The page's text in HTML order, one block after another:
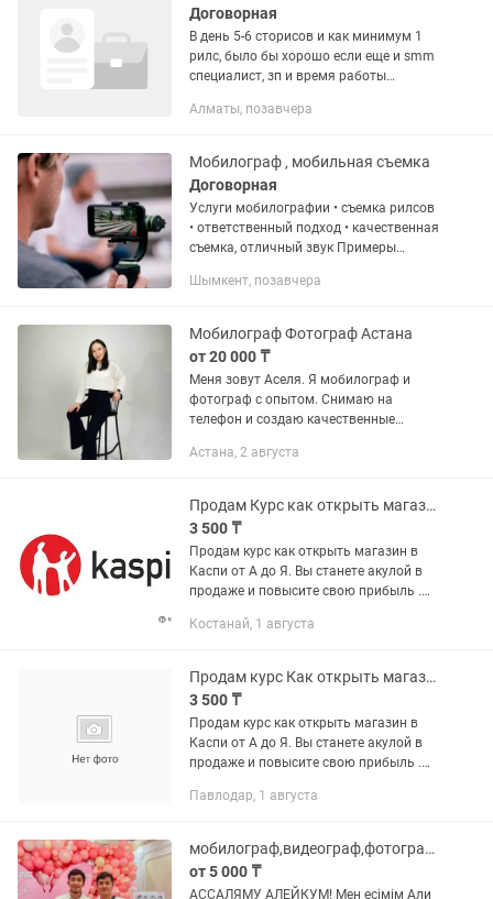
Договорная
В день 5-6 сторисов и как минимум 1
рилс, было бы хорошо если еще и smm
специалист, зп и время работы
Алматы, позавчера
Мобилограф , мобильная съемка
Договорная
Услуги мобилографии • съемка рилсов
• ответственный подход • качественная
съемка, отличный звук Примеры
Шымкент, позавчера
Мобилограф Фотограф Астана
от 20 000 ₸
Меня зовут Аселя. Я мобилограф и
фотограф с опытом. Снимаю на
телефон и создаю качественные
отличаются от профессиональной
всегда...
Астана, 2 августа
Продам Курс как открыть магазин на Каспи
3 500 ₸
Продам курс как открыть магазин в
Каспи от А до Я. Вы станете акулой в
продаже и повысите свою прибыль .
возможность для больших продаж.
Костанай, 1 августа
Продам курс Как открыть магазин на Каспи
3 500 ₸
Продам курс как открыть магазин в
Каспи от А до Я. Вы станете акулой в
продаже и повысите свою прибыль .
возможность для больших продаж.
Павлодар, 1 августа
мобилограф,видеограф,фотограф,смм,обучение,курс,алматы
от 5 000 ₸
АССАЛЯМУ АЛЕЙКУМ! Мен есімім Али